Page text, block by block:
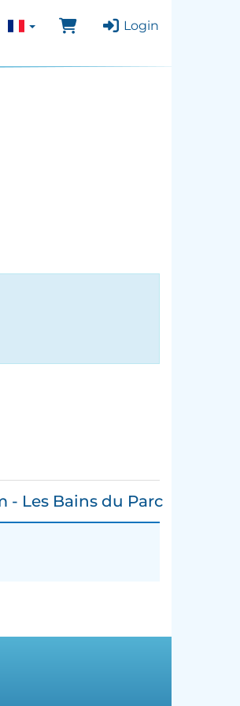
Login
- Les Bains du Parc